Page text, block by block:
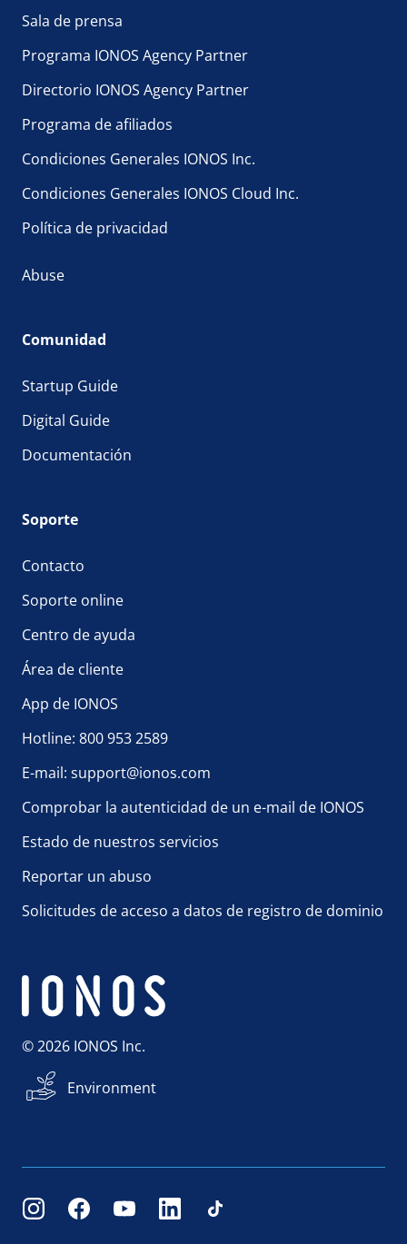
Sala de prensa
Programa IONOS Agency Partner
Directorio IONOS Agency Partner
Programa de afiliados
Condiciones Generales IONOS Inc.
Condiciones Generales IONOS Cloud Inc.
Política de privacidad
Abuse
Comunidad
Startup Guide
Digital Guide
Documentación
Soporte
Contacto
Soporte online
Centro de ayuda
Área de cliente
App de IONOS
Hotline: 800 953 2589
E-mail: support@ionos.com
Comprobar la autenticidad de un e-mail de IONOS
Estado de nuestros servicios
Reportar un abuso
Solicitudes de acceso a datos de registro de dominio
© 2026 IONOS Inc.
Environment